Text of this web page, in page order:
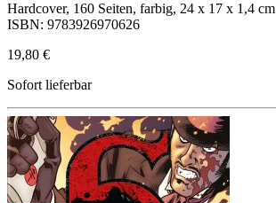
Hardcover, 160 Seiten, farbig, 24 x 17 x 1,4 cm
ISBN: 9783926970626
19,80 €
Sofort lieferbar